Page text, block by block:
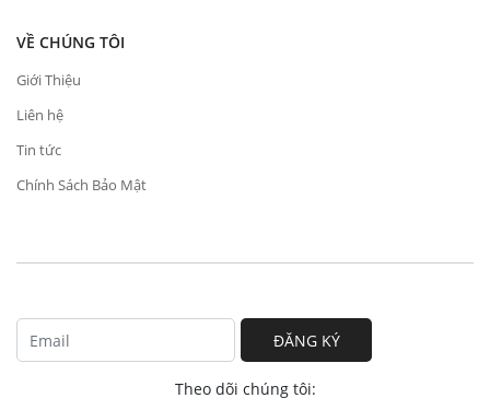
VỀ CHÚNG TÔI
Giới Thiệu
Liên hệ
Tin tức
Chính Sách Bảo Mật
ĐĂNG KÝ
Theo dõi chúng tôi: